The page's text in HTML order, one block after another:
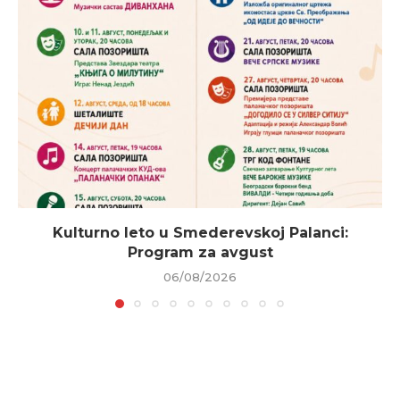
Kulturno leto u Smederevskoj Palanci:
Program za avgust
06/08/2026